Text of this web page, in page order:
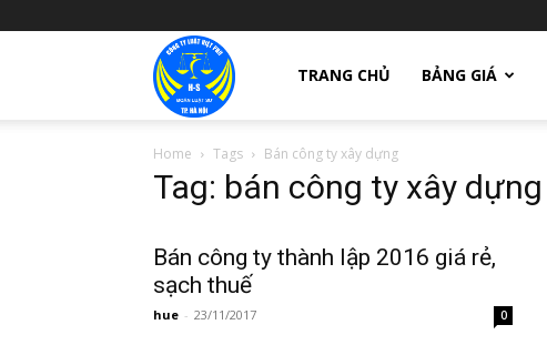
giay
phep
thanh
TRANG CHỦ BẢNG GIÁ
Home Tags Bán công ty xây dựng
Tag: bán công ty xây dựng
Bán công ty thành lập 2016 giá rẻ,
sạch thuế
hue - 23/11/2017 0